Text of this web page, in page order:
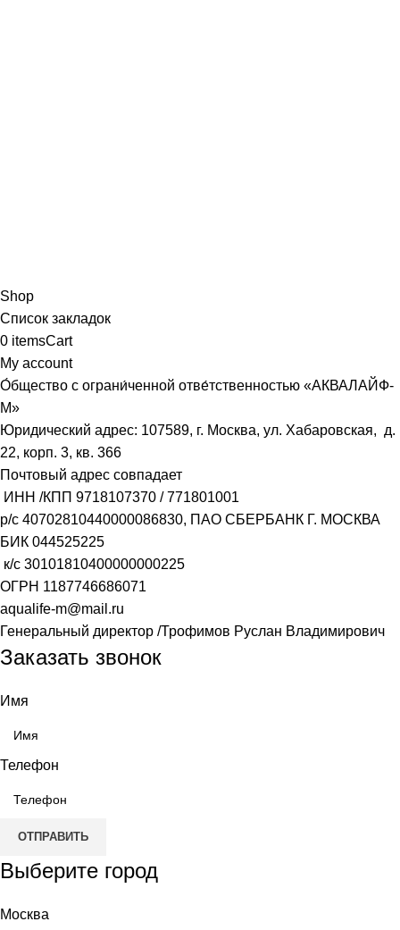
Shop
Список закладок
0 itemsCart
My account
О́бщество с ограни́ченной отве́тственностью «АКВАЛАЙФ-
М»
Юридический адрес: 107589, г. Москва, ул. Хабаровская, д.
22, корп. 3, кв. 366
Почтовый адрес совпадает
ИНН /КПП 9718107370 /771801001
р/с 40702810440000086830, ПАО СБЕРБАНК Г. МОСКВА
БИК 044525225
к/с 30101810400000000225
ОГРН 1187746686071
aqualife-m@mail.ru
Генеральный директор /Трофимов Руслан Владимирович
Заказать звонок
Имя
Телефон
ОТПРАВИТЬ
Выберите город
Москва